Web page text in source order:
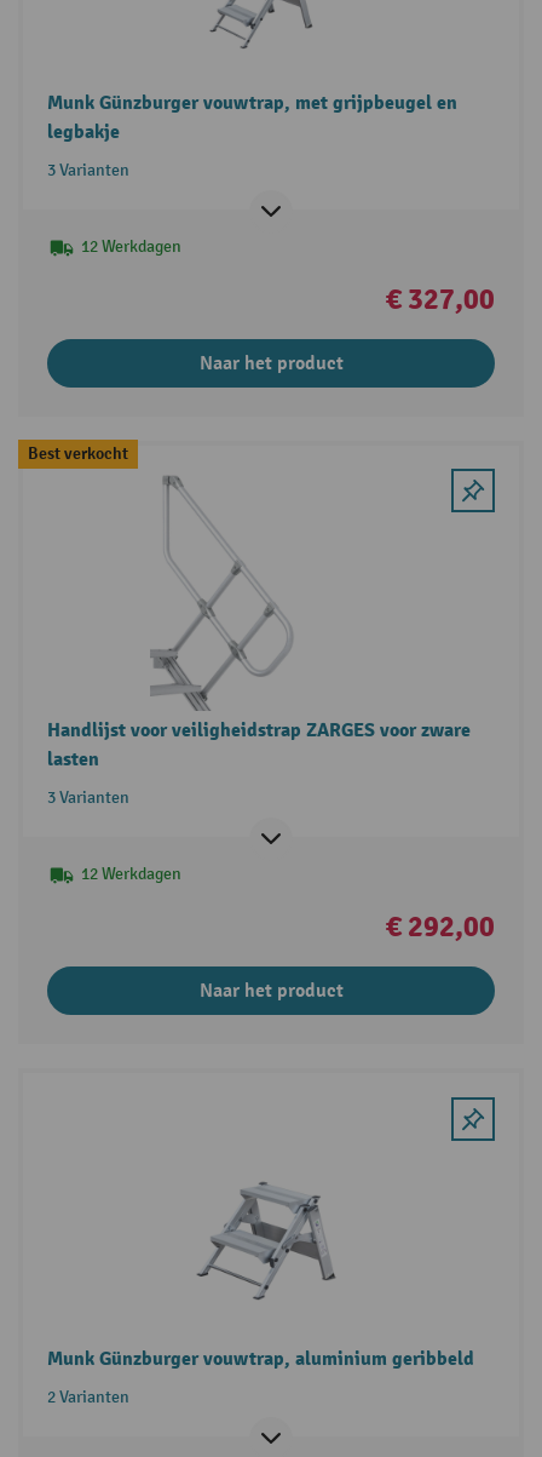
Munk Günzburger vouwtrap, met grijpbeugel en
legbakje
3 Varianten
12 Werkdagen
€ 327,00
Naar het product
Best verkocht
Handlijst voor veiligheidstrap ZARGES voor zware
lasten
3 Varianten
12 Werkdagen
€ 292,00
Naar het product
Munk Günzburger vouwtrap, aluminium geribbeld
2 Varianten